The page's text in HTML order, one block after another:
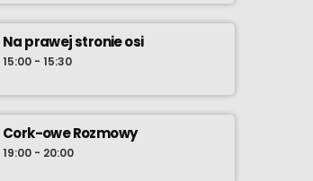
Na prawej stronie osi
15:00 - 15:30
Cork-owe Rozmowy
19:00 - 20:00